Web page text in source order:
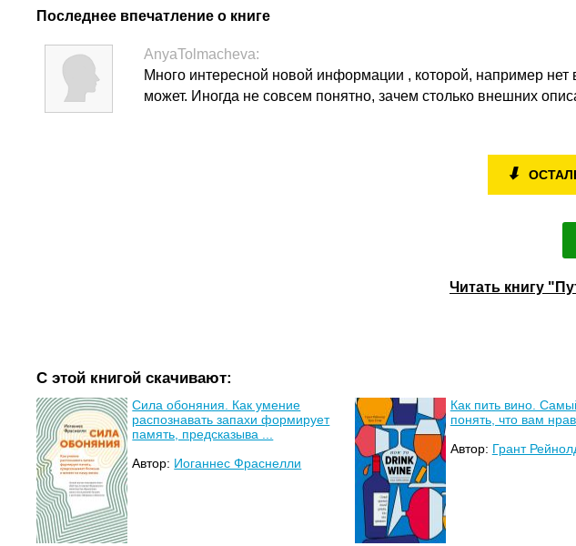
Последнее впечатление о книге
AnyaTolmacheva:
Много интересной новой информации , которой, например нет
может. Иногда не совсем понятно, зачем столько внешних
⬇
Читать книгу
С этой книгой скачивают:
Сила обоняния. Как умение
распознавать запахи формирует
память, предсказыва ...
Автор: Иоганнес Фраснелли
Как пить вино.
понять, что вам
Автор: Грант